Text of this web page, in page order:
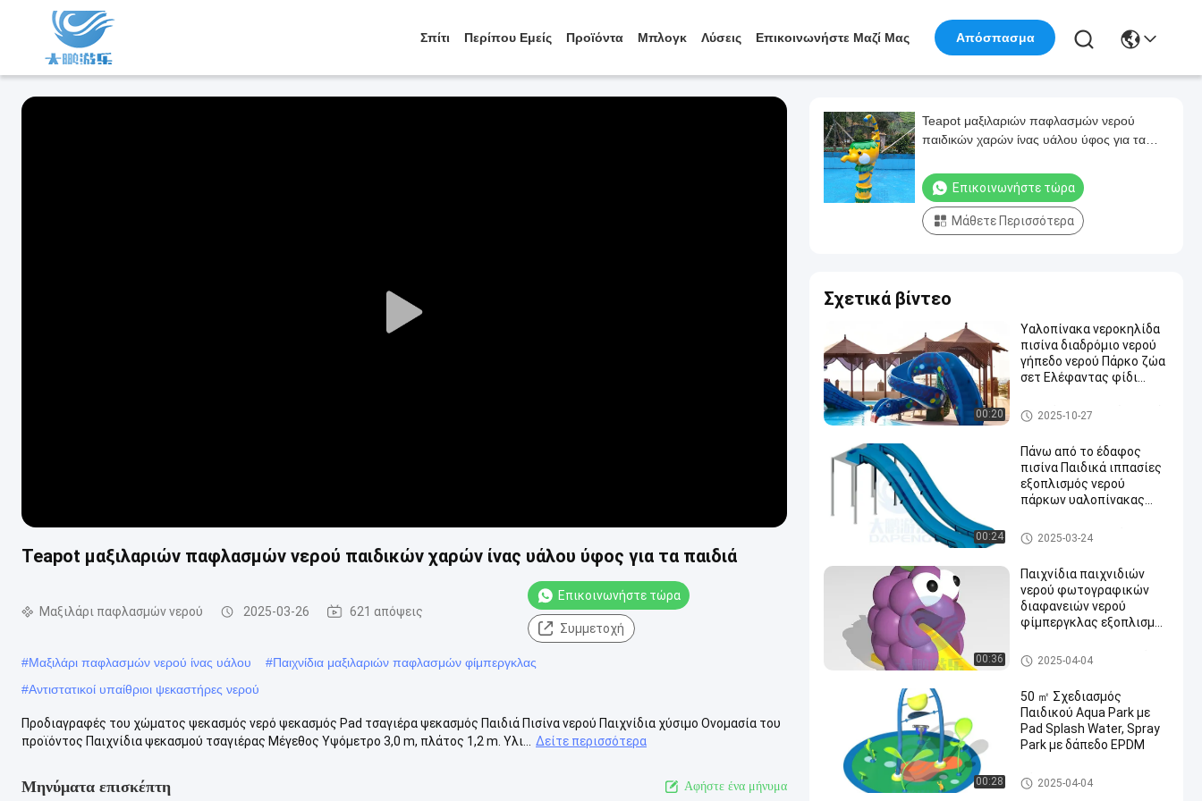
Σπίτι Περίπου Εμείς Προϊόντα Μπλογκ Λύσεις Επικοινωνήστε Μαζί Μας Απόσπασμα
Play
Teapot μαξιλαριών παφλασμών νερού παιδικών χαρών ίνας υάλου ύφος για τα παιδιά
Μαξιλάρι παφλασμών νερού 2025-03-26 621 απόψεις
Επικοινωνήστε τώρα
Συμμετοχή
#Μαξιλάρι παφλασμών νερού ίνας υάλου #Παιχνίδια μαξιλαριών παφλασμών φίμπεργκλας
#Αντιστατικοί υπαίθριοι ψεκαστήρες νερού
Προδιαγραφές του χώματος ψεκασμός νερό ψεκασμός Pad τσαγιέρα ψεκασμός Παιδιά Πισίνα νερού Παιχνίδια χύσιμο Ονομασία του
προϊόντος Παιχνίδια ψεκασμού τσαγιέρας Μέγεθος Υψόμετρο 3,0 m, πλάτος 1,2 m. Υλι...
Δείτε περισσότερα
Μηνύματα επισκέπτη Αφήστε ένα μήνυμα
Teapot μαξιλαριών παφλασμών νερού
παιδικών χαρών ίνας υάλου ύφος για τα
Επικοινωνήστε τώρα
Μάθετε Περισσότερα
Σχετικά βίντεο
00:20
Υαλοπίνακα νεροκηλίδα
πισίνα διαδρόμιο νερού
γήπεδο νερού Πάρκο ζώα
σετ Ελέφαντας φίδι
πισίνα διαδρόμιο
Μαξιλάρι παφλασμών νερού
2025-10-27
00:24
Πάνω από το έδαφος
πισίνα Παιδικά ιππασίες
εξοπλισμός νερού
πάρκων υαλοπίνακας
Φωτογραφική διαφάνεια νερ
ού πισινών
2025-03-24
00:36
Παιχνίδια παιχνιδιών
νερού φωτογραφικών
διαφανειών νερού
φίμπεργκλας εξοπλισμού
διασκέδασης για την
εμπορική πισίνα
Μίνι φωτογραφική διαφάνει
α λιμνών
2025-04-04
00:28
50 ㎡ Σχεδιασμός
Παιδικού Aqua Park με
Pad Splash Water, Spray
Park με δάπεδο EPDM
Πάρκο Aqua
2025-04-04